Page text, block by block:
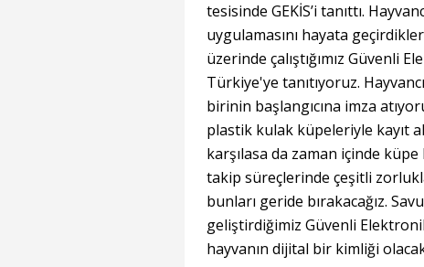
tesisinde GEKİS’i tanıttı.
uygulamasını hayata
üzerinde çalıştığımız Güvenli
Türkiye'ye tanıtıyoruz.
birinin başlangıcına imza
plastik kulak küpeleriyle kayıt
karşılasa da zaman içinde
takip süreçlerinde çeşitli
bunları geride bırakacağız.
geliştirdiğimiz Güvenli
hayvanın dijital bir kimliği